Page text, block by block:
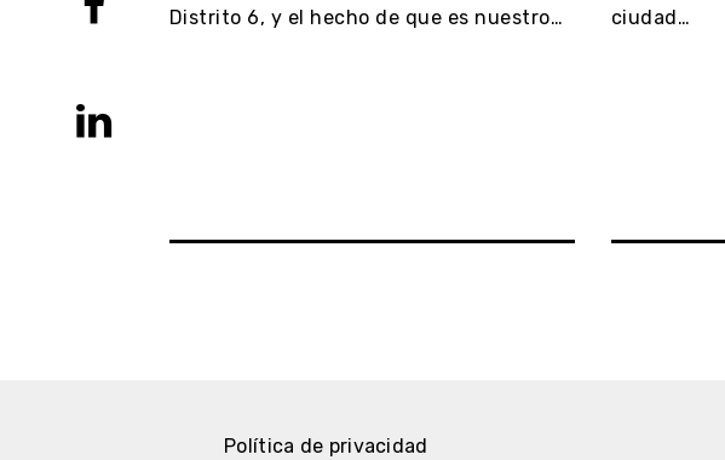
de
Distrito 6, y el hecho de que es nuestro…
ciudad…
Política de privacidad